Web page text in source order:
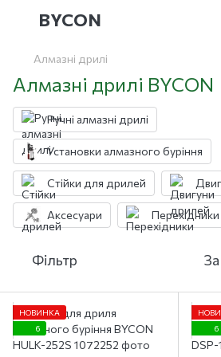
BYCON
Алмазні дрилі
Алмазні дрилі BYCON
Ручні алмазні дрилі
Установки алмазного буріння
Стійки для дрилей
Аксесуари
Фільтр
НОВИНКА
6
6